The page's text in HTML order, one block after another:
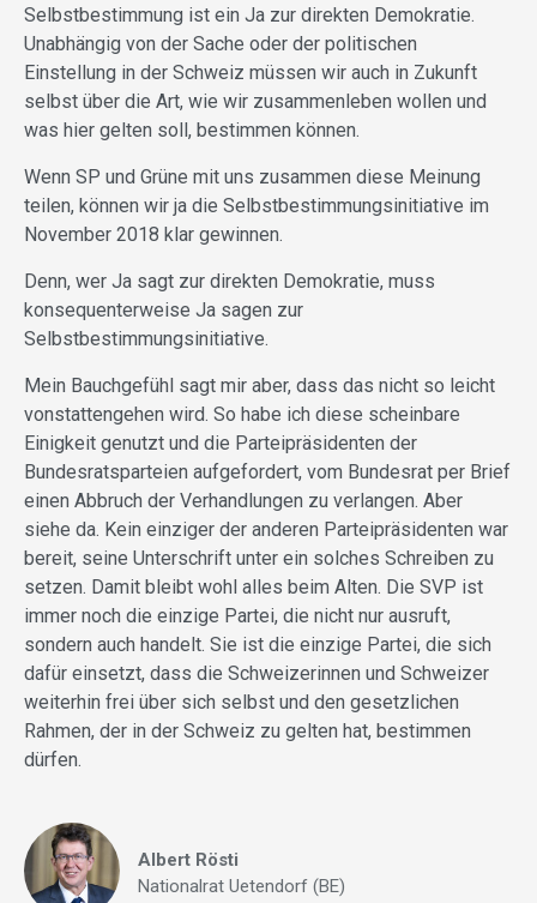
Selbstbestimmung ist ein Ja zur direkten Demokratie.
Unabhängig von der Sache oder der politischen
Einstellung in der Schweiz müssen wir auch in Zukunft
selbst über die Art, wie wir zusammenleben wollen und
was hier gelten soll, bestimmen können.
Wenn SP und Grüne mit uns zusammen diese Meinung
teilen, können wir ja die Selbstbestimmungsinitiative im
November 2018 klar gewinnen.
Denn, wer Ja sagt zur direkten Demokratie, muss
konsequenterweise Ja sagen zur
Selbstbestimmungsinitiative.
Mein Bauchgefühl sagt mir aber, dass das nicht so leicht
vonstattengehen wird. So habe ich diese scheinbare
Einigkeit genutzt und die Parteipräsidenten der
Bundesratsparteien aufgefordert, vom Bundesrat per Brief
einen Abbruch der Verhandlungen zu verlangen. Aber
siehe da. Kein einziger der anderen Parteipräsidenten war
bereit, seine Unterschrift unter ein solches Schreiben zu
setzen. Damit bleibt wohl alles beim Alten. Die SVP ist
immer noch die einzige Partei, die nicht nur ausruft,
sondern auch handelt. Sie ist die einzige Partei, die sich
dafür einsetzt, dass die Schweizerinnen und Schweizer
weiterhin frei über sich selbst und den gesetzlichen
Rahmen, der in der Schweiz zu gelten hat, bestimmen
dürfen.
Albert Rösti
Nationalrat Uetendorf (BE)